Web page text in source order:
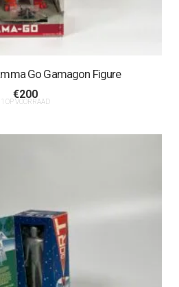
Go Gamagon Figure
€200
1 OP VOORRAAD